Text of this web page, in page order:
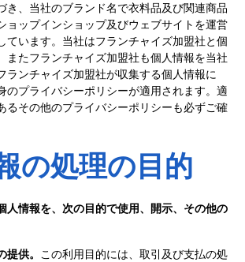
き、当社のブランド名で衣料品及び関連商品
ョップインショップ及びウェブサイトを運営
ています。当社はフランチャイズ加盟社と個
またフランチャイズ加盟社も個人情報を当社
ランチャイズ加盟社が収集する個人情報に
のプライバシーポリシーが適用されます。適
るその他のプライバシーポリシーも必ずご確
の処理の目的
人情報を、次の目的で使用、開示、その他の
供。 この利用目的には、取引及び支払の処